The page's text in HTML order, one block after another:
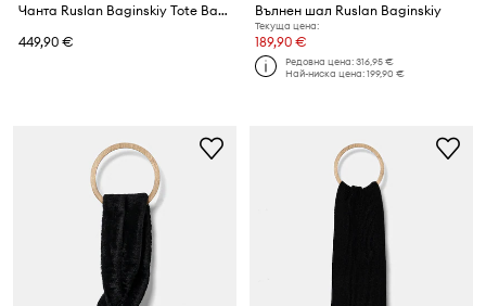
Чанта Ruslan Baginskiy Tote Bag
449,90 €
Вълнен шал Ruslan Baginskiy
Текуща цена:
189,90 €
Редовна цена:316,95 €
Най-ниска цена:199,90 €